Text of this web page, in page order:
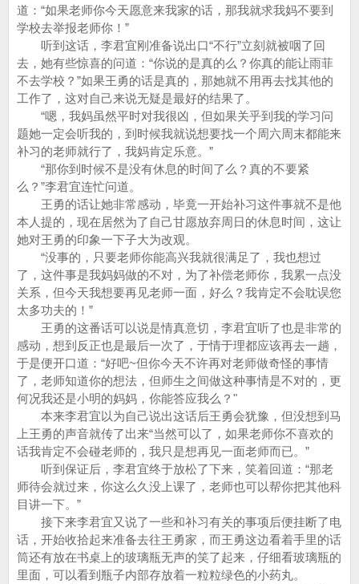
道：“如果老师你今天愿意来我家的话，那我就求我妈不要到
学校去举报老师你！”
听到这话，李君宜刚准备说出口“不行”立刻就被咽了回
去，她有些惊喜的问道：“你说的是真的么？你真的能让雨菲
不去学校？”如果王勇的话是真的，那她就不用再去找其他的
工作了，这对自己来说无疑是最好的结果了。
“嗯，我妈虽然平时对我很凶，但如果关乎到我的学习问
题她一定会听我的，到时候我就说想要找一个周六周末都能来
补习的老师就行了，我妈肯定乐意。”
“那你到时候不是没有休息的时间了么？真的不要紧
么？”李君宜连忙问道。
王勇的话让她非常感动，毕竟一开始补习这件事就不是他
本人提的，现在居然为了自己甘愿放弃周日的休息时间，这让
她对王勇的印象一下子大为改观。
“没事的，只要老师你能高兴我就很满足了，我也想过
了，这件事是我妈妈做的不对，为了补偿老师你，我累一点没
关系，但今天我想要再见老师一面，好么？我肯定不会耽误您
太多功夫的！”
王勇的这番话可以说是情真意切，李君宜听了也是非常的
感动，想到反正也是最后一次了，于情于理都应该再去一趟，
于是便开口道：“好吧~但你今天不许再对老师做奇怪的事情
了，老师知道你的想法，但师生之间做这种事情是不对的，更
何况我还是小明的妈妈，你能答应我么？"
本来李君宜以为自己说出这话后王勇会犹豫，但没想到马
上王勇的声音就传了出来“当然可以了，如果老师你不喜欢的
话我肯定不会碰老师的，我只是想再见一面老师而已。”
听到保证后，李君宜终于放松了下来，笑着回道：“那老
师待会就过来，你这么久没上课了，老师也可以帮你把其他科
目讲一下。”
接下来李君宜又说了一些和补习有关的事项后便挂断了电
话，开始收拾起来准备去往王勇家，而王勇这边看着手里的话
筒还有放在书桌上的玻璃瓶无声的笑了起来，仔细看玻璃瓶的
里面，可以看到瓶子内部存放着一粒粒绿色的小药丸。